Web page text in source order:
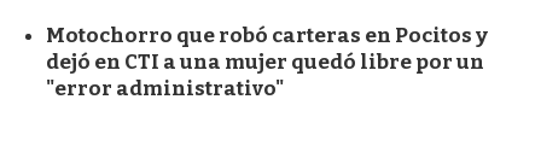
Motochorro que robó carteras en Pocitos y
dejó en CTI a una mujer quedó libre por un
"error administrativo"